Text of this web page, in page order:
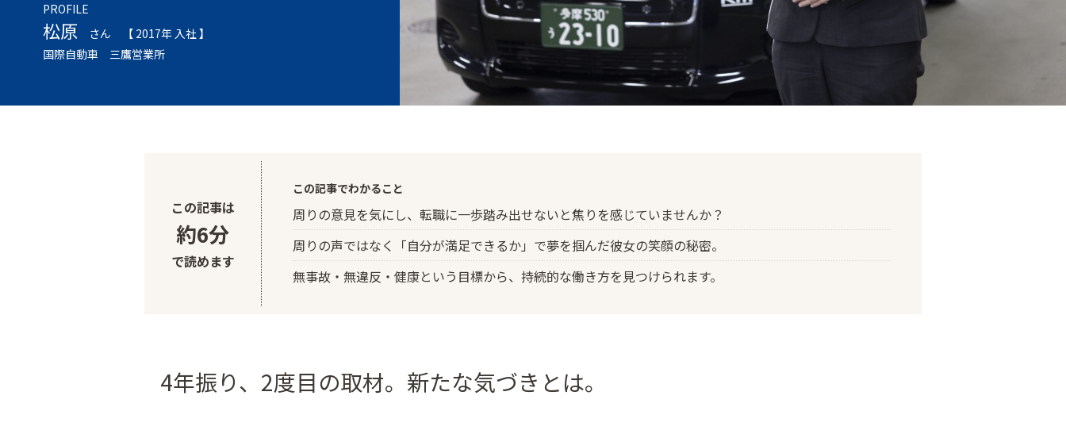
PROFILE
松原さん
【 2017年 入社 】
国際自動車 三鷹営業所
この記事は
約6分
で読めます
この記事でわかること
周りの意見を気にし、転職に一歩踏み出せないと焦りを感じていませんか？
周りの声ではなく「自分が満足できるか」で夢を掴んだ彼女の笑顔の秘密。
無事故・無違反・健康という目標から、持続的な働き方を見つけられます。
4年振り、2度目の取材。新たな気づきとは。